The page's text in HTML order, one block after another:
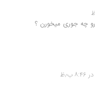
چه جوری میخورن ؟